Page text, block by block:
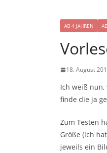
AB 4 JAHREN
18. August
Ich weiß nun,
finde die ja
Zum Testen
Größe (ich
jeweils ein